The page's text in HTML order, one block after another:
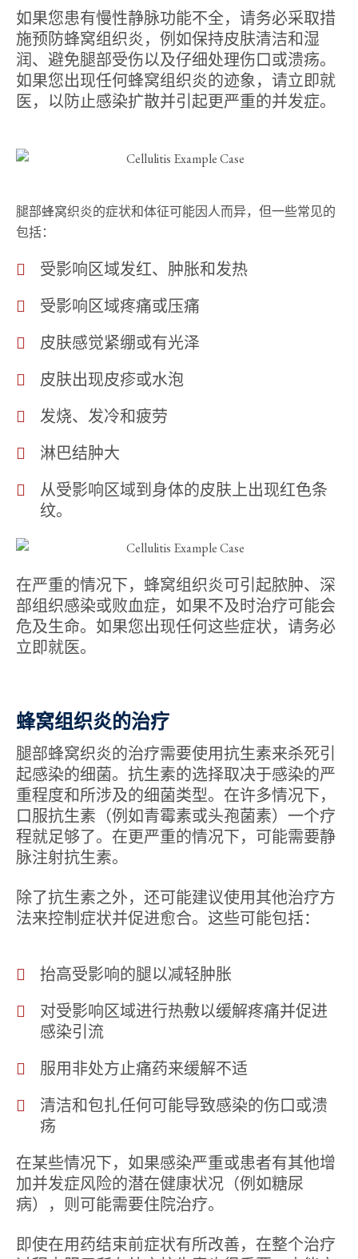
如果您患有慢性静脉功能不全，请务必采取措
施预防蜂窝组织炎，例如保持皮肤清洁和湿
润、避免腿部受伤以及仔细处理伤口或溃疡。
如果您出现任何蜂窝组织炎的迹象，请立即就
医，以防止感染扩散并引起更严重的并发症。
腿部蜂窝织炎的症状和体征可能因人而异，但一些常见的
包括：
受影响区域发红、肿胀和发热
受影响区域疼痛或压痛
皮肤感觉紧绷或有光泽
皮肤出现皮疹或水泡
发烧、发冷和疲劳
淋巴结肿大
从受影响区域到身体的皮肤上出现红色条
纹。
在严重的情况下，蜂窝组织炎可引起脓肿、深
部组织感染或败血症，如果不及时治疗可能会
危及生命。如果您出现任何这些症状，请务必
立即就医。
蜂窝组织炎的治疗
腿部蜂窝织炎的治疗需要使用抗生素来杀死引
起感染的细菌。抗生素的选择取决于感染的严
重程度和所涉及的细菌类型。在许多情况下，
口服抗生素（例如青霉素或头孢菌素）一个疗
程就足够了。在更严重的情况下，可能需要静
脉注射抗生素。
除了抗生素之外，还可能建议使用其他治疗方
法来控制症状并促进愈合。这些可能包括：
抬高受影响的腿以减轻肿胀
对受影响区域进行热敷以缓解疼痛并促进
感染引流
服用非处方止痛药来缓解不适
清洁和包扎任何可能导致感染的伤口或溃
疡
在某些情况下，如果感染严重或患者有其他增
加并发症风险的潜在健康状况（例如糖尿
病），则可能需要住院治疗。
即使在用药结束前症状有所改善，在整个治疗